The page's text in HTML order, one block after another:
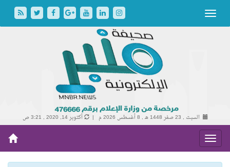
السبت , 23 صفر 1448 هـ , 8 أغسطس 2026 م | أكتوبر 14, 2020 , 3:21 ص